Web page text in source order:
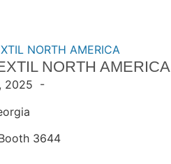
NORTH AMERICA
2025 -
3644